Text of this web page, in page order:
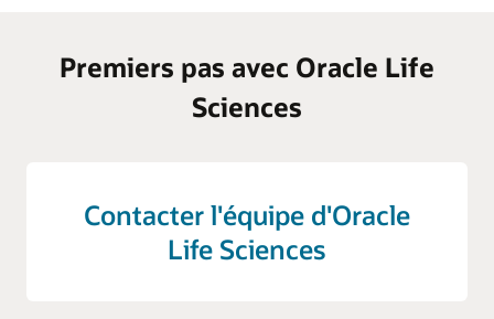
Premiers pas avec Oracle Life
Sciences
Contacter l'équipe d'Oracle
Life Sciences